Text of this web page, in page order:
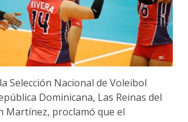
Selección Nacional de Voleibol
Dominicana, Las Reinas del
Martínez, proclamó que el